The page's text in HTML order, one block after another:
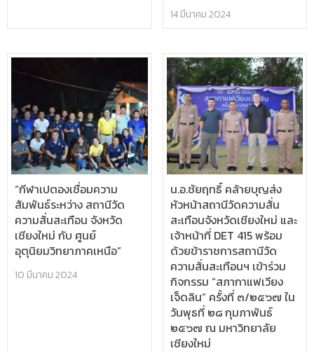
14 มีนาคม 2024
“กีฬาเปตองเชื่อมความ
สัมพันธ์ระหว่าง สถานีวัด
ความสั่นสะเทือน จังหวัด
เชียงใหม่ กับ ศูนย์
อุตุนิยมวิทยาภาคเหนือ”
10 มีนาคม 2024
น.อ.ชัยฤทธิ์ คล้ายบุญส่ง
หัวหน้าสถานีวัดความสั่น
สะเทือนจังหวัดเชียงใหม่ และ
เจ้าหน้าที่ DET 415 พร้อม
ด้วยข้าราชการสถานีวัด
ความสั่นสะเทือนฯ เข้าร่วม
กิจกรรม “สภากาแฟเวียง
เจ็ดลิน” ครั้งที่ ๓/๒๕๖๗ ใน
วันพุธที่ ๒๘ กุมภาพันธ์
๒๕๖๗ ณ มหาวิทยาลัย
เชียงใหม่